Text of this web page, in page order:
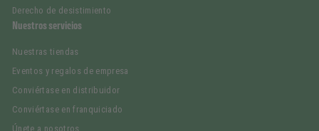
Derecho de desistimiento
Nuestros servicios
Nuestras tiendas
Eventos y regalos de empresa
Conviértase en distribuidor
Conviértase en franquiciado
Únete a nosotros